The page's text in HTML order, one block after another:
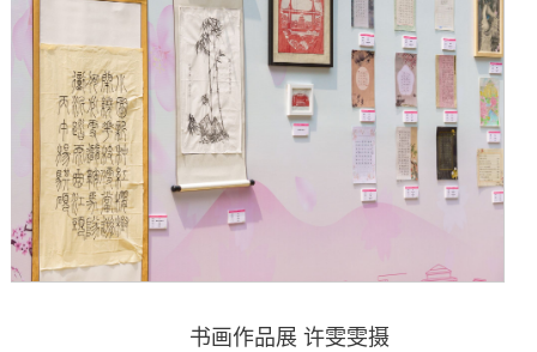
书画作品展 许雯雯摄